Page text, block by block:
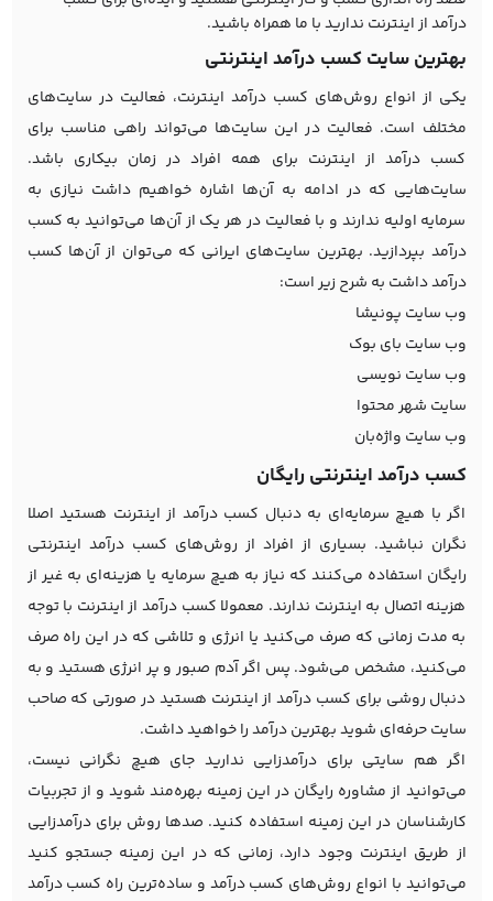
درآمد از اینترنت ندارید با ما همراه باشید.
بهترین سایت کسب درآمد اینترنتی
یکی از انواع روش‌های کسب درآمد اینترنت، فعالیت در سایت‌های
مختلف است. فعالیت در این سایت‌ها می‌تواند راهی مناسب برای
کسب درآمد از اینترنت برای همه افراد در زمان بیکاری باشد.
سایت‌هایی که در ادامه به آن‌ها اشاره خواهیم داشت نیازی به
سرمایه اولیه ندارند و با فعالیت در هر یک از آن‌ها می‌توانید به کسب
درآمد بپردازید. بهترین سایت‌های ایرانی که می‌توان از آن‌ها کسب
درآمد داشت به شرح زیر است:
وب سایت پونیشا
وب سایت بای بوک
وب سایت نویسی
سایت شهر محتوا
وب سایت واژه‌بان
کسب درآمد اینترنتی رایگان
اگر با هیچ سرمایه‌ای به دنبال کسب درآمد از اینترنت هستید اصلا
نگران نباشید. بسیاری از افراد از روش‌های کسب درآمد اینترنتی
رایگان استفاده می‌کنند که نیاز به هیچ سرمایه یا هزینه‌ای به غیر از
هزینه اتصال به اینترنت ندارند. معمولا کسب درآمد از اینترنت با توجه
به مدت زمانی که صرف می‌کنید یا انرژی و تلاشی که در این راه صرف
می‌کنید، مشخص می‌شود. پس اگر آدم صبور و پر انرژی هستید و به
دنبال روشی برای کسب درآمد از اینترنت هستید در صورتی که صاحب
سایت حرفه‌ای شوید بهترین درآمد را خواهید داشت.
اگر هم سایتی برای درآمدزایی ندارید جای هیچ نگرانی نیست،
می‌توانید از مشاوره رایگان در این زمینه بهره‌مند شوید و از تجربیات
کارشناسان در این زمینه استفاده کنید. صدها روش برای درآمدزایی
از طریق اینترنت وجود دارد، زمانی که در این زمینه جستجو کنید
می‌توانید با انواع روش‌های کسب درآمد و ساده‌ترین راه کسب درآمد